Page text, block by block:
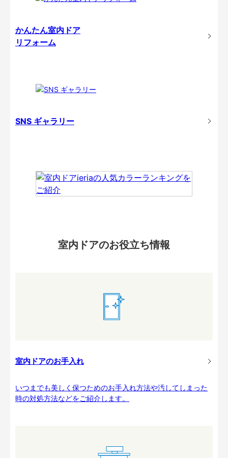
かんたん室内ドア
リフォーム
SNS ギャラリー
室内ドアのお役立ち情報
室内ドアのお手入れ
いつまでも美しく保つためのお手入れ方法や汚してしまった
時の対処方法などをご紹介します。